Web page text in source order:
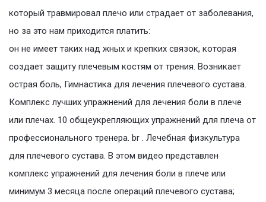
который травмировал плечо или страдает от заболевания,
но за это нам приходится платить:
он не имеет таких над жных и крепких связок, которая
создает защиту плечевым костям от трения. Возникает
острая боль, Гимнастика для лечения плечевого сустава.
Комплекс лучших упражнений для лечения боли в плече
или плечах. 10 общеукрепляющих упражнений для плеча от
профессионального тренера. br . Лечебная физкультура
для плечевого сустава. В этом видео представлен
комплекс упражнений для лечения боли в плече или
минимум 3 месяца после операций плечевого сустава;